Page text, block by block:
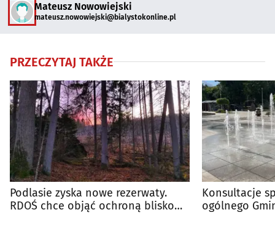
Mateusz Nowowiejski
mateusz.nowowiejski@bialystokonline.pl
PRZECZYTAJ TAKŻE
Podlasie zyska nowe rezerwaty.
RDOŚ chce objąć ochroną blisko
Konsultacje
ogólnego